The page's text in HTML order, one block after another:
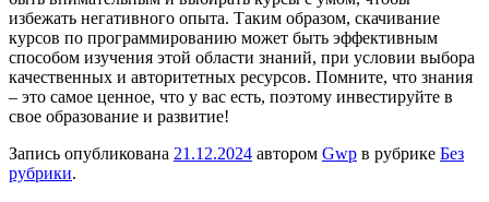
избежать негативного опыта. Таким образом, скачивание
курсов по программированию может быть эффективным
способом изучения этой области знаний, при условии выбора
качественных и авторитетных ресурсов. Помните, что знания
– это самое ценное, что у вас есть, поэтому инвестируйте в
свое образование и развитие!
Запись опубликована 21.12.2024 автором Gwp в рубрике Без
рубрики.